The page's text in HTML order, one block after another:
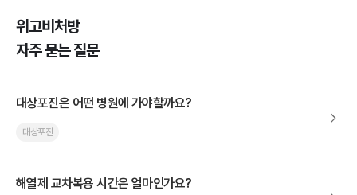
위고비처방
자주 묻는 질문
대상포진은 어떤 병원에 가야할까요?
대상포진
해열제 교차복용 시간은 얼마인가요?